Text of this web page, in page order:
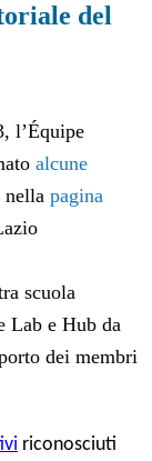
del
l’Équipe
alcune
nella pagina
scuola
Lab e Hub da
dei membri
riconosciuti